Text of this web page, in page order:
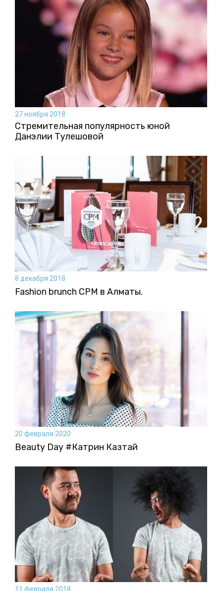
27 ноября 2018
Стремительная популярность юной
Данэлии Тулешовой
8 декабря 2018
Fashion brunch CPM в Алматы.
20 февраля 2020
Beauty Day #Катрин Казтай
11 февраля 2018